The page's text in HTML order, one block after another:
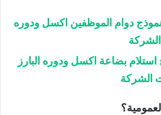
دوام الموظفين اكسل ودوره
استلام بضاعة اكسل ودوره البارز
الشركة